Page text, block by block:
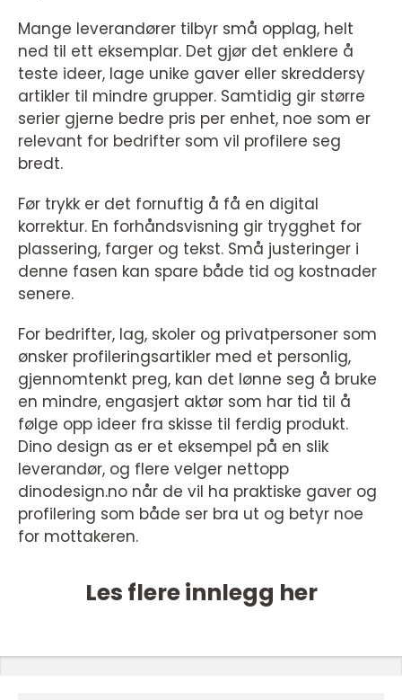
Mange leverandører tilbyr små opplag, helt
ned til ett eksemplar. Det gjør det enklere å
teste ideer, lage unike gaver eller skreddersy
artikler til mindre grupper. Samtidig gir større
serier gjerne bedre pris per enhet, noe som er
relevant for bedrifter som vil profilere seg
bredt.
Før trykk er det fornuftig å få en digital
korrektur. En forhåndsvisning gir trygghet for
plassering, farger og tekst. Små justeringer i
denne fasen kan spare både tid og kostnader
senere.
For bedrifter, lag, skoler og privatpersoner som
ønsker profileringsartikler med et personlig,
gjennomtenkt preg, kan det lønne seg å bruke
en mindre, engasjert aktør som har tid til å
følge opp ideer fra skisse til ferdig produkt.
Dino design as er et eksempel på en slik
leverandør, og flere velger nettopp
dinodesign.no når de vil ha praktiske gaver og
profilering som både ser bra ut og betyr noe
for mottakeren.
Les flere innlegg her